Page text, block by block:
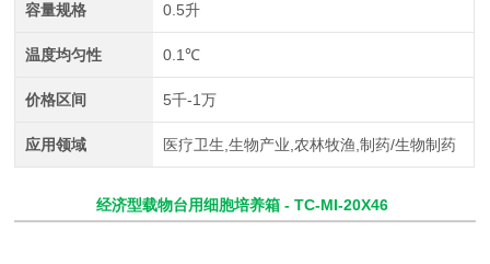
容量规格 0.5升
温度均匀性 0.1℃
价格区间 5千-1万
应用领域 医疗卫生,生物产业,农林牧渔,制药/生物制药
经济型载物台用细胞培养箱 - TC-MI-20X46